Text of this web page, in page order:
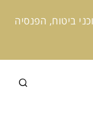
ביטוח, הפנסיה